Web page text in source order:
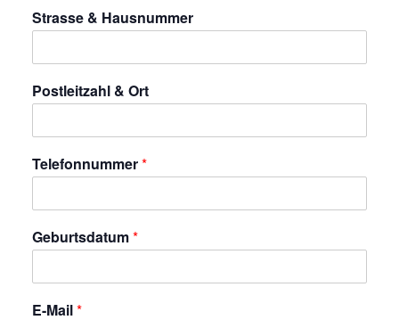
Strasse & Hausnummer
Postleitzahl & Ort
Telefonnummer*
Geburtsdatum*
E-Mail*